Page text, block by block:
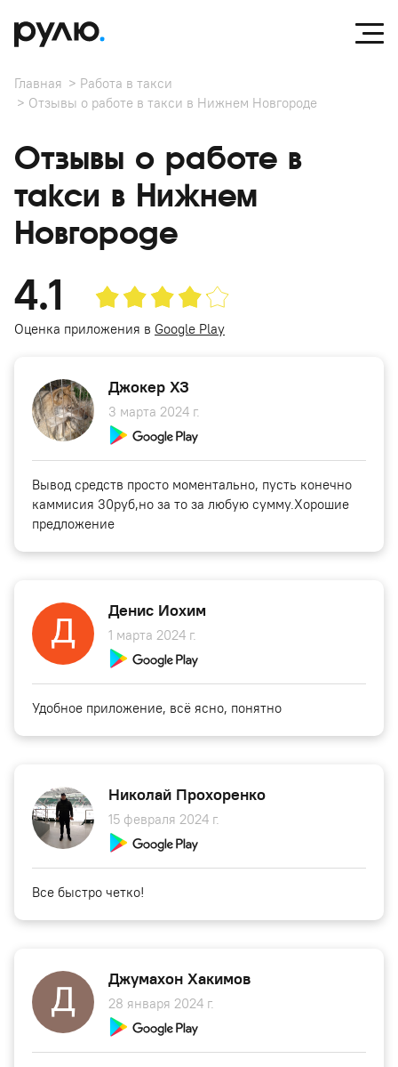
Главная
Работа в такси
Отзывы о работе в такси в Нижнем Новгороде
Отзывы о работе в
такси в Нижнем
Новгороде
4.1
Оценка приложения в Google Play
Джокер ХЗ
3 марта 2024 г.
Вывод средств просто моментально, пусть конечно
каммисия 30руб,но за то за любую сумму.Хорошие
предложение
Денис Иохим
1 марта 2024 г.
Удобное приложение, всё ясно, понятно
Николай Прохоренко
15 февраля 2024 г.
Все быстро четко!
Джумахон Хакимов
28 января 2024 г.